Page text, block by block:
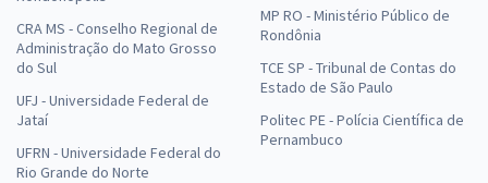
CRA MS - Conselho Regional de
Administração do Mato Grosso
do Sul
UFJ - Universidade Federal de
Jataí
UFRN - Universidade Federal do
Rio Grande do Norte
MP RO - Ministério Público de
Rondônia
TCE SP - Tribunal de Contas do
Estado de São Paulo
Politec PE - Polícia Científica de
Pernambuco